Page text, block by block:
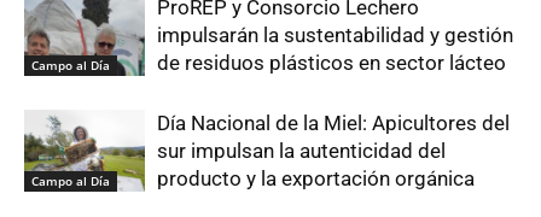
Campo al Día
ProREP y Consorcio Lechero
impulsarán la sustentabilidad y gestión
de residuos plásticos en sector lácteo
Campo al Día
Día Nacional de la Miel: Apicultores del
sur impulsan la autenticidad del
producto y la exportación orgánica